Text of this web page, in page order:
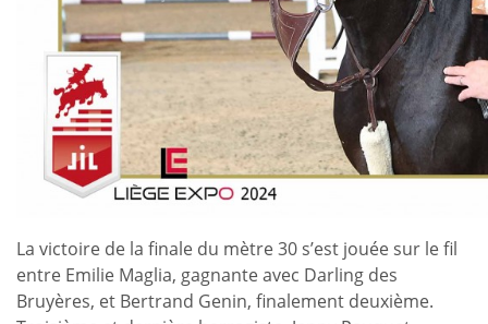
La victoire de la finale du mètre 30 s’est jouée sur le fil
entre Emilie Maglia, gagnante avec Darling des
Bruyères, et Bertrand Genin, finalement deuxième.